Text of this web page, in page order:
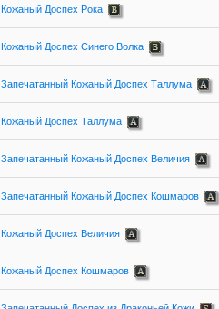
Кожаный Доспех Рока
Кожаный Доспех Синего Волка
Запечатанный Кожаный Доспех Таллума
Кожаный Доспех Таллума
Запечатанный Кожаный Доспех Величия
Запечатанный Кожаный Доспех Кошмаров
Кожаный Доспех Величия
Кожаный Доспех Кошмаров